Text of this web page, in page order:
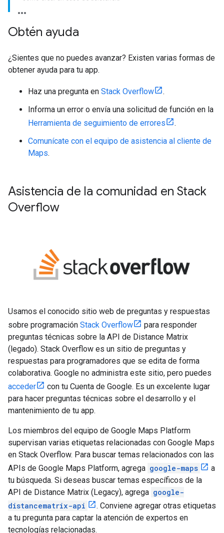
Obtén ayuda
¿Sientes que no puedes avanzar? Existen varias formas de
obtener ayuda para tu app.
Haz una pregunta en Stack Overflow
.
Informa un error o envía una solicitud de función en la
Herramienta de seguimiento de errores
.
Comunícate con el equipo de asistencia al cliente de
Maps.
Asistencia de la comunidad en Stack
Overflow
Usamos el conocido sitio web de preguntas y respuestas
sobre programación Stack Overflow
para responder
preguntas técnicas sobre la API de Distance Matrix
(legado). Stack Overflow es un sitio de preguntas y
respuestas para programadores que se edita de forma
colaborativa. Google no administra este sitio, pero puedes
acceder
con tu Cuenta de Google. Es un excelente lugar
para hacer preguntas técnicas sobre el desarrollo y el
mantenimiento de tu app.
Los miembros del equipo de Google Maps Platform
supervisan varias etiquetas relacionadas con Google Maps
en Stack Overflow. Para buscar temas relacionados con las
APIs de Google Maps Platform, agrega google-maps
a
tu búsqueda. Si deseas buscar temas específicos de la
API de Distance Matrix (Legacy), agrega google-
distancematrix-api
. Conviene agregar otras etiquetas
a tu pregunta para captar la atención de expertos en
tecnologías relacionadas.